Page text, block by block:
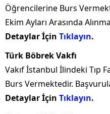
Öğrencilerine Burs
Ekim Ayları Arasında
Detaylar İçin Tıklayın.
Türk Böbrek Vakfı
Vakıf İstanbul İlindeki Tıp
Burs Vermektedir.
Detaylar İçin Tıklayın.